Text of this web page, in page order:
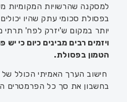
למסקנה שהרשויות המקומיות
בפסולת סכומי עתק שהיו
יותר במקום ש'יזרק לפח' תרתי
ויזמים רבים מבינים כיום כי
הטמון בפסולת.
חישוב הערך האמיתי הכולל
בחשבון את סך כל הפרמטרים